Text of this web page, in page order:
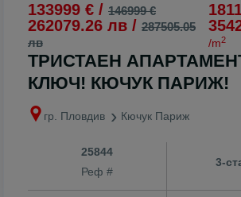
133999 € / 146999 €
262079.26 лв / 287505.05
лв
/m2
ТРИСТАЕН
КЛЮЧ! КЮЧУК ПАРИЖ!
гр. Пловдив Кючук Париж
25844
Реф #
3-